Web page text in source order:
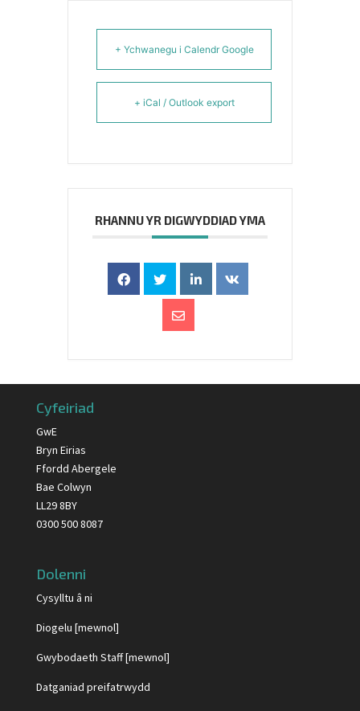
+ Ychwanegu i Calendr Google
+ iCal / Outlook export
RHANNU YR DIGWYDDIAD YMA
Cyfeiriad
GwE
Bryn Eirias
Ffordd Abergele
Bae Colwyn
LL29 8BY
0300 500 8087
Dolenni
Cysylltu â ni
Diogelu [mewnol]
Gwybodaeth Staff [mewnol]
Datganiad preifatrwydd